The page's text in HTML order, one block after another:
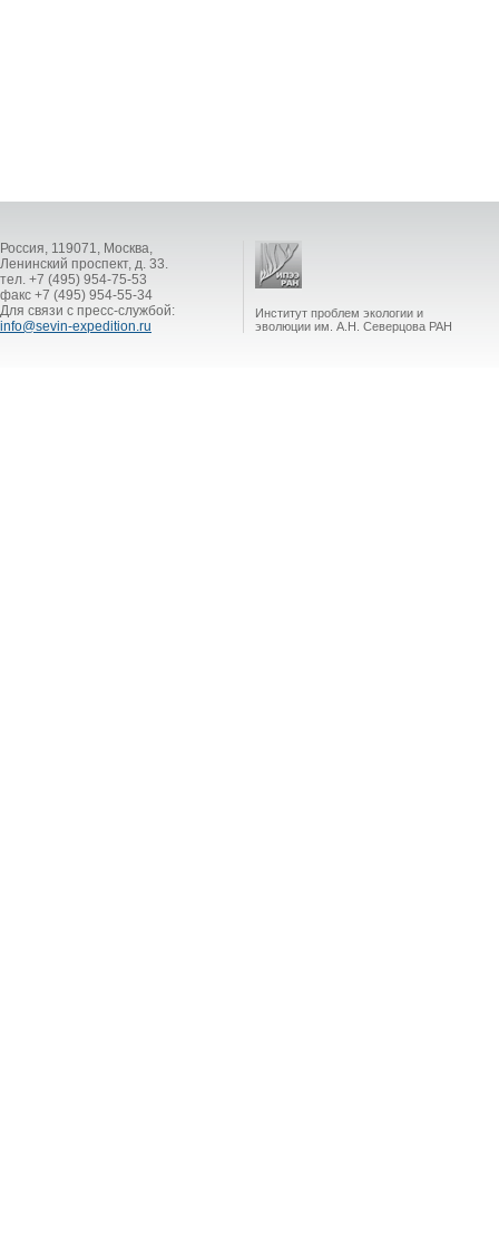
Россия, 119071, Москва,
Ленинский проспект, д. 33.
тел. +7 (495) 954-75-53
факс +7 (495) 954-55-34
Для связи с пресс-службой:
info@sevin-expedition.ru
Институт проблем экологии и
эволюции им. А.Н. Северцова РАН